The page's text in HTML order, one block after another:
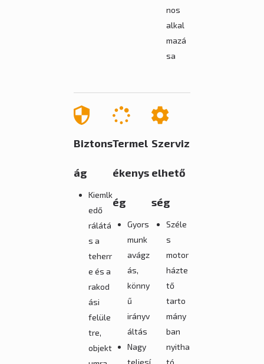
nos
alkal
mazá
sa
Biztons
ág
Kiemlk
edő
rálátá
s a
teherr
e és a
rakod
ási
felüle
tre,
objekt
Termel
ékenys
ég
Gyors
munk
avágz
ás,
könny
ű
irányv
áltás
Nagy
teljesí
Szerviz
elhető
ség
Széle
s
motor
házte
tő
tarto
mány
ban
nyitha
tó